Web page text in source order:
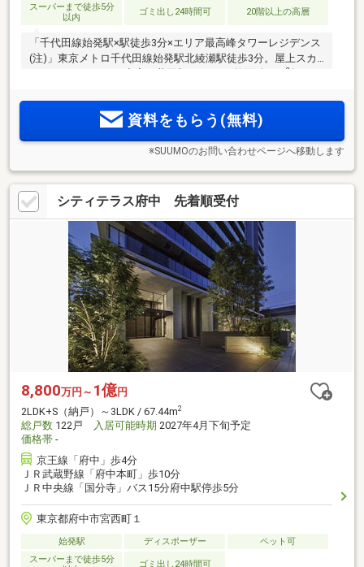
スーパーまで徒歩5分
以内
ゴミ出し24時間可 20階以上の高層
「千代田線始発駅×駅徒歩3分×エリア最高峰タワーレジデンス
(注)」東京メトロ千代田線始発駅北綾瀬駅徒歩3分。屋上スカ
2
接の利便性と自然豊かな生活もかなえる立地
資料をもらう(無料)
※SUUMOのお問い合わせページへ移動します
シティテラス府中 先着順受付
8,800万円～ 1億円
2LDK+S（納戸）～3LDK / 67.44m2
総戸数 122戸 入居可能時期 2027年4月下旬予定
価格帯 -
京王線「府中」歩4分
ＪＲ武蔵野線「府中本町」歩10分
ＪＲ中央線「国分寺」バス15分府中駅停歩5分
東京都府中市宮西町１
始発駅 ディスポーザー
ペット可
スーパーまで徒歩5分
ゴミ出し24時間可